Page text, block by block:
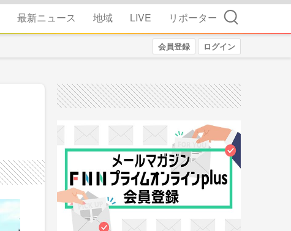
最新ニュース 地域 LIVE リポーター 検索
会員登録 ログイン